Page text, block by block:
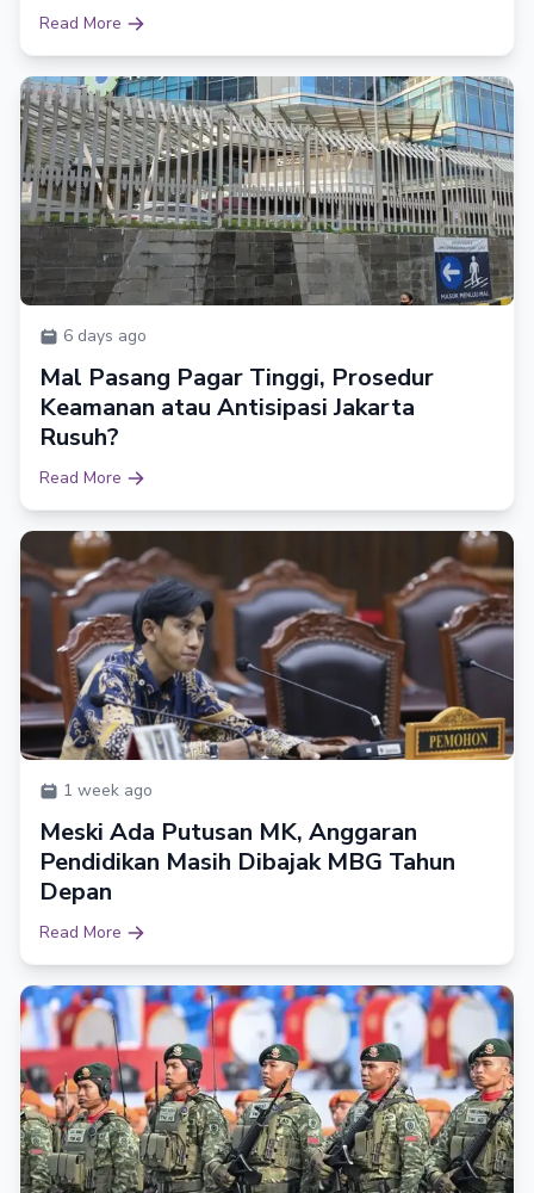
Read More
6 days ago
Mal Pasang Pagar Tinggi, Prosedur
Keamanan atau Antisipasi Jakarta
Rusuh?
Read More
1 week ago
Meski Ada Putusan MK, Anggaran
Pendidikan Masih Dibajak MBG Tahun
Depan
Read More